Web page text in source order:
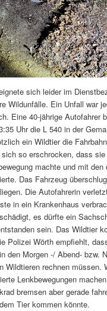
sich leider im
Wildunfälle. Ein Unfall war
Eine 40-jährige Autofahrer
Uhr die L 540 in der
ein Wildtier die
so erschrocken, dass
machte und mit den
Das Fahrzeug
Die Autofahrerin
in ein Krankenhaus
es dürfte ein
sein. Das Wildtier
Polizei Wörth empfiehlt,
den Morgen -/ Abend- bzw.
Wildtieren rechnen müssen.
Lenkbewegungen
bremsen aber gerade
Tier kommen könnte.